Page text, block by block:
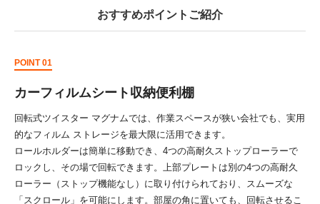
おすすめポイントご紹介
POINT 01
カーフィルムシート収納便利棚
回転式ツイスター マグナムでは、作業スペースが狭い会社でも、実用
的なフィルム ストレージを最大限に活用できます。
ロールホルダーは簡単に移動でき、4つの高耐久ストップローラーで
ロックし、その場で回転できます。上部プレートは別の4つの高耐久
ローラー（ストップ機能なし）に取り付けられており、スムーズな
「スクロール」を可能にします。部屋の角に置いても、回転させるこ